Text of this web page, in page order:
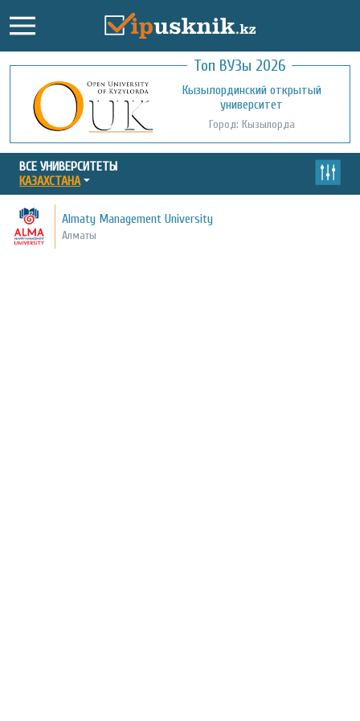
Топ ВУЗы 2026
Кызылординский открытый
университет
Город: Кызылорда
Международный казахско-турецкий
университет им. Х.А. Ясави
Город: Туркестан
ВСЕ УНИВЕРСИТЕТЫ
КАЗАХСТАНА
Almaty Management University
Алматы